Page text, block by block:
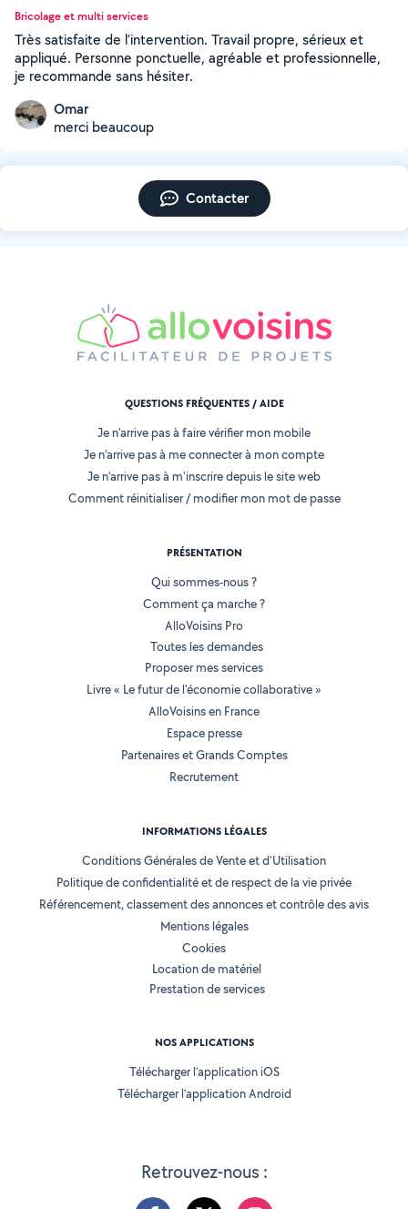
Bricolage et multi services
Très satisfaite de l’intervention. Travail propre, sérieux et
appliqué. Personne ponctuelle, agréable et professionnelle,
je recommande sans hésiter.
Omar
merci beaucoup
Contacter
Retrouvez-nous :
QUESTIONS FRÉQUENTES / AIDE
Je n'arrive pas à faire vérifier mon mobile
Je n'arrive pas à me connecter à mon compte
Je n'arrive pas à m'inscrire depuis le site web
Comment réinitialiser / modifier mon mot de passe
PRÉSENTATION
Qui sommes-nous ?
Comment ça marche ?
AlloVoisins Pro
Toutes les demandes
Proposer mes services
Livre « Le futur de l'économie collaborative »
AlloVoisins en France
Espace presse
Partenaires et Grands Comptes
Recrutement
INFORMATIONS LÉGALES
Conditions Générales de Vente et d'Utilisation
Politique de confidentialité et de respect de la vie privée
Référencement, classement des annonces et contrôle des avis
Mentions légales
Cookies
Location de matériel
Prestation de services
NOS APPLICATIONS
Télécharger l’application iOS
Télécharger l’application Android